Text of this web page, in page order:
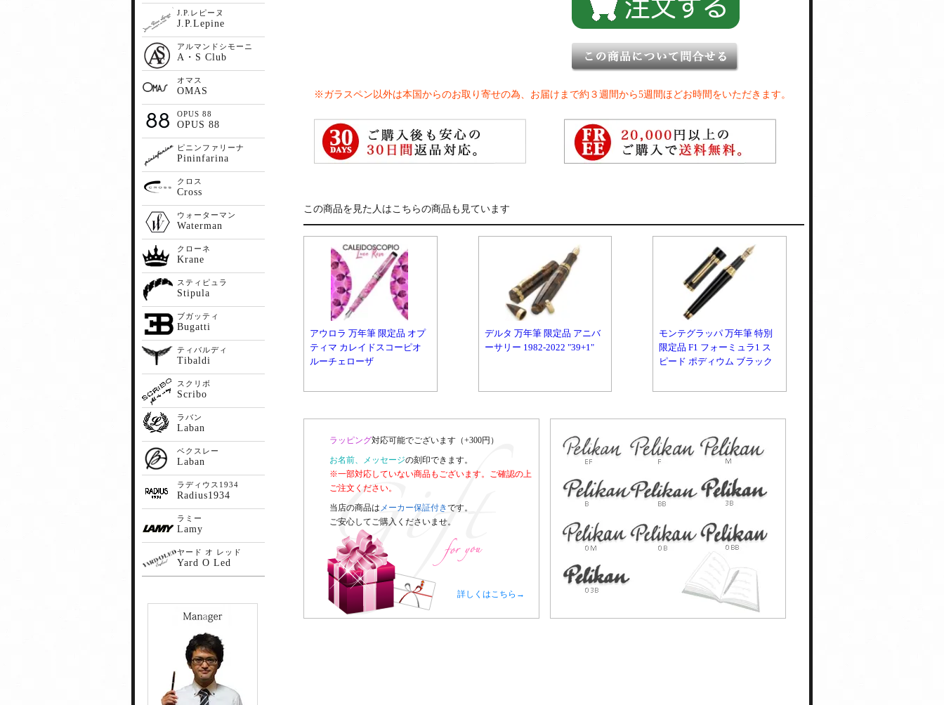
※ガラスペン以外は本国からのお取り寄せの為、お届けまで約３週間から5週間ほどお時間をいただきます。
この商品を見た人はこちらの商品も見ています
アウロラ 万年筆 限定品 オプ
ティマ カレイドスコーピオ
ルーチェローザ
デルタ 万年筆 限定品 アニバ
ーサリー 1982-2022 "39+1"
モンテグラッパ 万年筆 特別
限定品 F1 フォーミュラ1 ス
ピード ポディウム ブラック
ラッピング対応可能でございます（+300円）
お名前、メッセージの刻印できます。
※一部対応していない商品もございます。ご確認の上
ご注文ください。
当店の商品は メーカー保証付きです。
ご安心してご購入くださいませ。
詳しくはこちら→
J.P.レピーヌ
J.P.Lepine
アルマンドシモーニ
A・S Club
オマス
OMAS
OPUS 88
OPUS 88
ピニンファリーナ
Pininfarina
クロス
Cross
ウォーターマン
Waterman
クローネ
Krane
スティピュラ
Stipula
ブガッティ
Bugatti
ティバルディ
Tibaldi
スクリボ
Scribo
ラバン
Laban
ベクスレー
Laban
ラディウス1934
Radius1934
ラミー
Lamy
ヤード オ レッド
Yard O Led